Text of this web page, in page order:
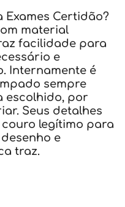
Certidão?
material
facilidade para
e
Internamente é
sempre
escolhido, por
Seus detalhes
legítimo para
e
traz.